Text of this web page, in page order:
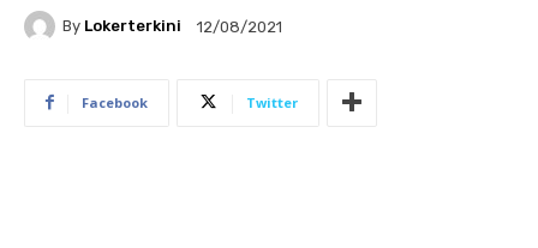
By Lokerterkini 12/08/2021
Facebook Twitter